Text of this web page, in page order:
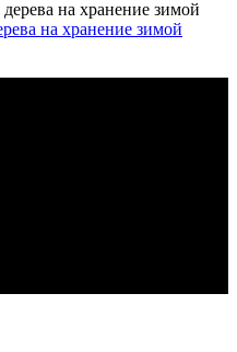
на хранение зимой